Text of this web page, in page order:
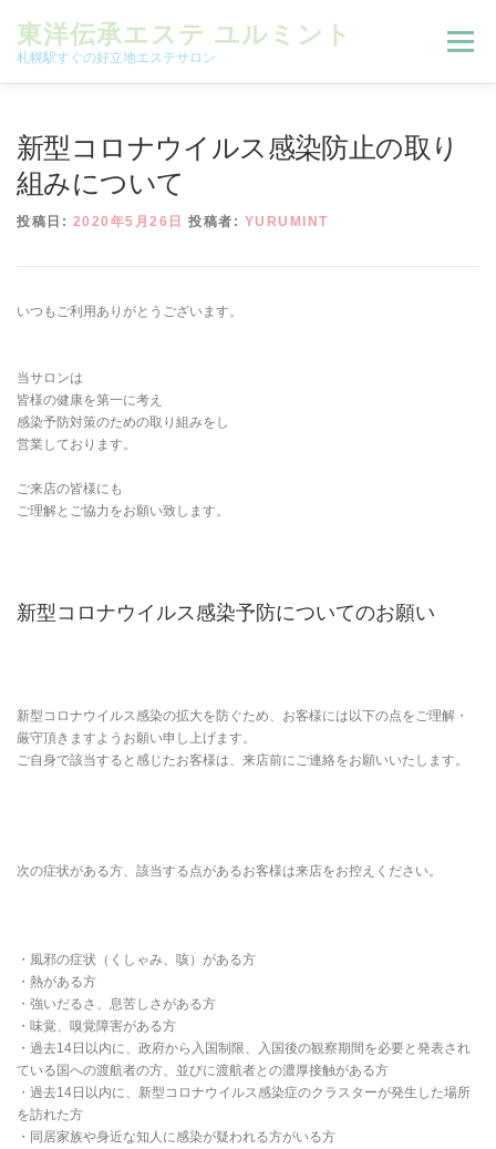
東洋伝承エステ ユルミント
札幌駅すぐの好立地エステサロン
メニュー
SNS
新型コロナウイルス感染防止の取り
組みについて
投稿日: 2020年5月26日 投稿者: YURUMINT
いつもご利用ありがとうございます。
当サロンは
皆様の健康を第一に考え
感染予防対策のための取り組みをし
営業しております。
ご来店の皆様にも
ご理解とご協力をお願い致します。
新型コロナウイルス感染予防についてのお願い
新型コロナウイルス感染の拡大を防ぐため、お客様には以下の点をご理解・
厳守頂きますようお願い申し上げます。
ご自身で該当すると感じたお客様は、来店前にご連絡をお願いいたします。
次の症状がある方、該当する点があるお客様は来店をお控えください。
・風邪の症状（くしゃみ、咳）がある方
・熱がある方
・強いだるさ、息苦しさがある方
・味覚、嗅覚障害がある方
・過去14日以内に、政府から入国制限、入国後の観察期間を必要と発表され
ている国への渡航者の方、並びに渡航者との濃厚接触がある方
・過去14日以内に、新型コロナウイルス感染症のクラスターが発生した場所
を訪れた方
・同居家族や身近な知人に感染が疑われる方がいる方